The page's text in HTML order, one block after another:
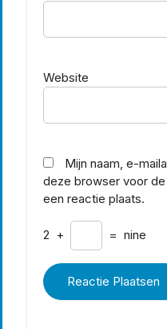
Website
Mijn naam, e-
deze browser voor
een reactie plaats.
2 + = nine